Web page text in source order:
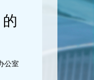
公室